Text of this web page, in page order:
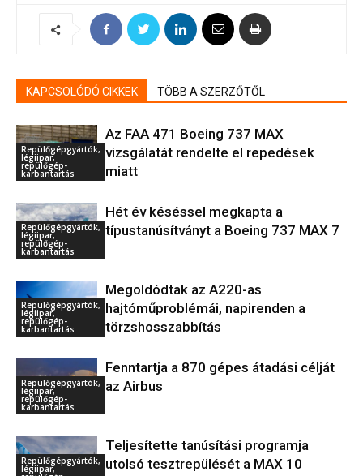
KAPCSOLÓDÓ CIKKEK TÖBB A SZERZŐTŐL
Repülőgépgyártók,
légiipar,
repülőgép-
karbantartás
Az FAA 471 Boeing 737 MAX
vizsgálatát rendelte el repedések
miatt
Repülőgépgyártók,
légiipar,
repülőgép-
karbantartás
Hét év késéssel megkapta a
típustanúsítványt a Boeing 737 MAX 7
Repülőgépgyártók,
légiipar,
repülőgép-
karbantartás
Megoldódtak az A220-as
hajtóműproblémái, napirenden a
törzshosszabbítás
Repülőgépgyártók,
légiipar,
repülőgép-
karbantartás
Fenntartja a 870 gépes átadási célját
az Airbus
Repülőgépgyártók,
légiipar,
Teljesítette tanúsítási programja
utolsó tesztrepülését a MAX 10